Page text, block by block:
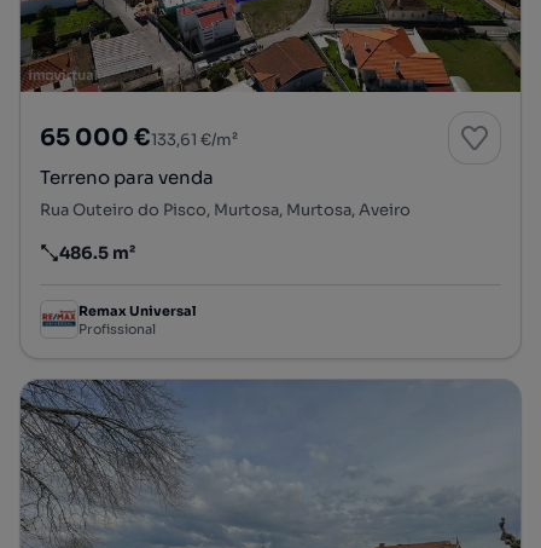
65 000 €133,61 €/m²
Terreno para venda
Rua Outeiro do Pisco, Murtosa, Murtosa, Aveiro
Preço por metro quadrado
486.5 m²
Remax Universal
Profissional